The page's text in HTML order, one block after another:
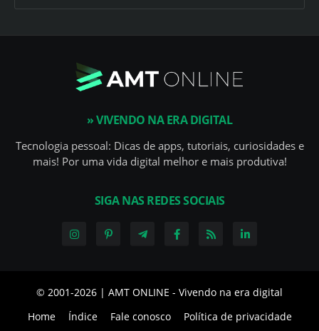
» VIVENDO NA ERA DIGITAL
Tecnologia pessoal: Dicas de apps, tutoriais, curiosidades e
mais! Por uma vida digital melhor e mais produtiva!
SIGA NAS REDES SOCIAIS
© 2001-2026 | AMT ONLINE - Vivendo na era digital
Home
Índice Fale conosco Política de privacidade